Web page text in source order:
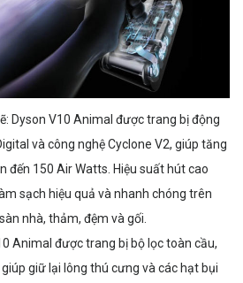
Dyson V10 Animal được trang bị động
và công nghệ Cyclone V2, giúp tăng
đến 150 Air Watts. Hiệu suất hút cao
sạch hiệu quả và nhanh chóng trên
nhà, thảm, đệm và gối.
Animal được trang bị bộ lọc toàn cầu,
giúp giữ lại lông thú cưng và các hạt bụi